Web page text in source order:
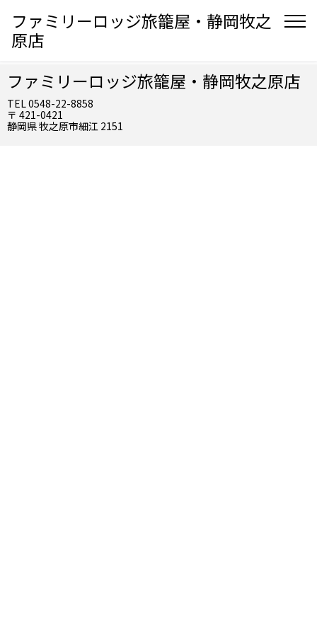
ファミリーロッジ旅籠屋・静岡牧之
原店
ファミリーロッジ旅籠屋・静岡牧之原店
TEL 0548-22-8858
〒 421-0421
静岡県 牧之原市細江 2151